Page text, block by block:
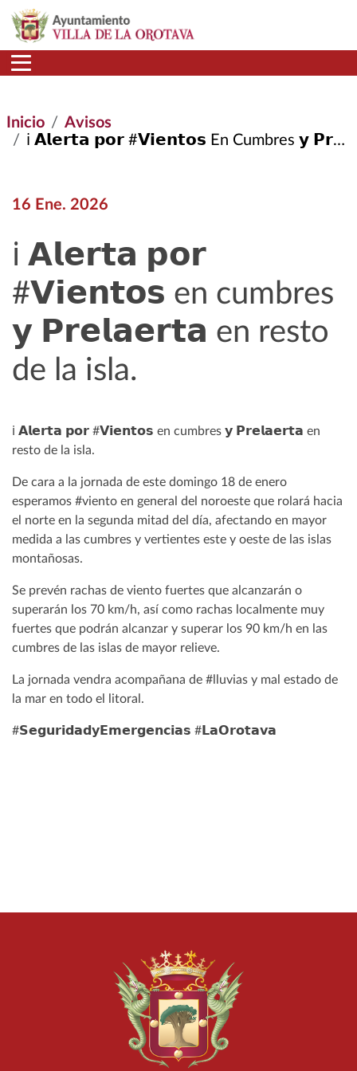
Pasar al contenido principal
Inicio
Avisos
ℹ️ 𝗔𝗹𝗲𝗿𝘁𝗮 𝗽𝗼𝗿 #𝗩𝗶𝗲𝗻𝘁𝗼𝘀 En Cumbres 𝘆 𝗣𝗿𝗲𝗹𝗮𝗲𝗿𝘁𝗮 En Resto de La Isla.
16 Ene. 2026
ℹ️ 𝗔𝗹𝗲𝗿𝘁𝗮 𝗽𝗼𝗿
#𝗩𝗶𝗲𝗻𝘁𝗼𝘀 en cumbres
𝘆 𝗣𝗿𝗲𝗹𝗮𝗲𝗿𝘁𝗮 en resto
de la isla.
ℹ️ 𝗔𝗹𝗲𝗿𝘁𝗮 𝗽𝗼𝗿 #𝗩𝗶𝗲𝗻𝘁𝗼𝘀 en cumbres 𝘆 𝗣𝗿𝗲𝗹𝗮𝗲𝗿𝘁𝗮 en
resto de la isla.
De cara a la jornada de este domingo 18 de enero
esperamos #viento en general del noroeste que rolará hacia
el norte en la segunda mitad del día, afectando en mayor
medida a las cumbres y vertientes este y oeste de las islas
montañosas.
Se prevén rachas de viento fuertes que alcanzarán o
superarán los 70 km/h, así como rachas localmente muy
fuertes que podrán alcanzar y superar los 90 km/h en las
cumbres de las islas de mayor relieve.
La jornada vendra acompañana de #lluvias y mal estado de
la mar en todo el litoral.
#𝗦𝗲𝗴𝘂𝗿𝗶𝗱𝗮𝗱𝘆𝗘𝗺𝗲𝗿𝗴𝗲𝗻𝗰𝗶𝗮𝘀 #𝗟𝗮𝗢𝗿𝗼𝘁𝗮𝘃𝗮